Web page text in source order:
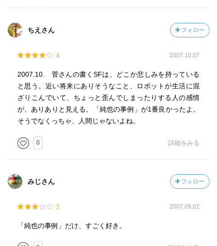
ちえさん フォロー
4 2007.10.07
2007.10. 菅さんの書くSFは、どこか悲しみを持っている
と思う。近い将来にありそうなこと、ロボットが生活に混
ざりこんでいて、ちょっと歪んでしまったりする人の感情
が、ありありと見える。「純也の事例」が1番良かったよ。
そうでなくっちゃ、人間じゃないよね。
0 詳細をみる
みじさん フォロー
3 2007.09.02
「純也の事例」だけ、すごく好き。